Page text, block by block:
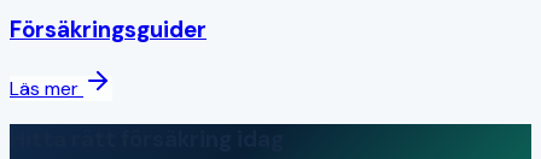
Försäkringsguider
Läs mer